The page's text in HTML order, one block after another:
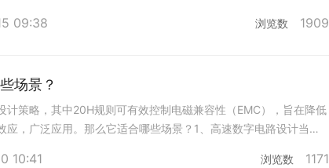
础工具掌握（1周）立
09:38 浏览数 1909
场景？
计策略，其中20H规则可有效控制电磁兼容性（EMC），旨在降低
，广泛应用。那么它适合哪些场景？1、高速数字电路设计当电
于1ns时，如高速处
10:41 浏览数 1171